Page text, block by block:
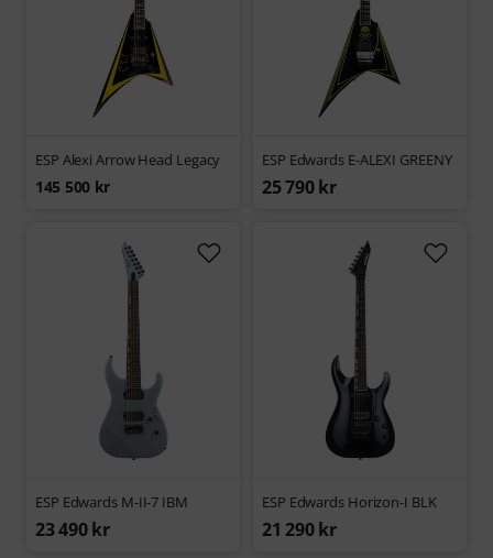
ESP Alexi Arrow Head Legacy
145 500 kr
ESP Edwards E-ALEXI GREENY
25 790 kr
ESP Edwards M-II-7 IBM
23 490 kr
ESP Edwards Horizon-I BLK
21 290 kr